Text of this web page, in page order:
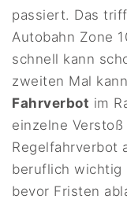
passiert. Das
Autobahn Zone
schnell kann
zweiten Mal
Fahrverbot im
einzelne
Regelfahrverbot
beruflich wichtig
bevor Fristen